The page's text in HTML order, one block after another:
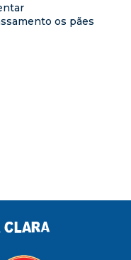
os pães